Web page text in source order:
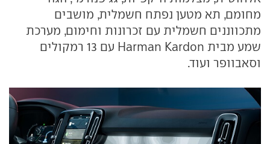
מחומם, תא מטען נפתח חשמלית, מושבים
מתכווננים חשמלית עם זכרונות וחימום, מערכת
שמע מבית Harman Kardon עם 13 רמקולים
וסאבוופר ועוד.